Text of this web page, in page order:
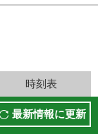
時刻表
最新情報に更新